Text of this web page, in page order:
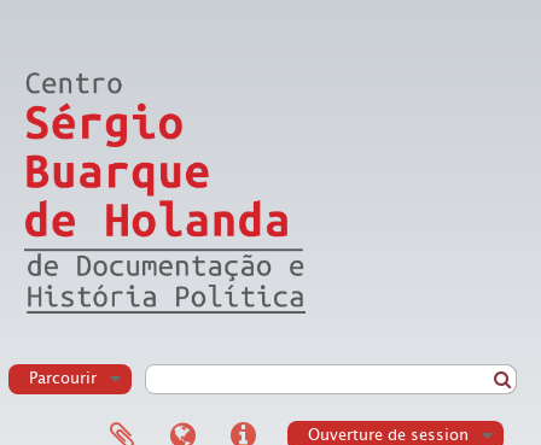
Parcourir
Ouverture de session